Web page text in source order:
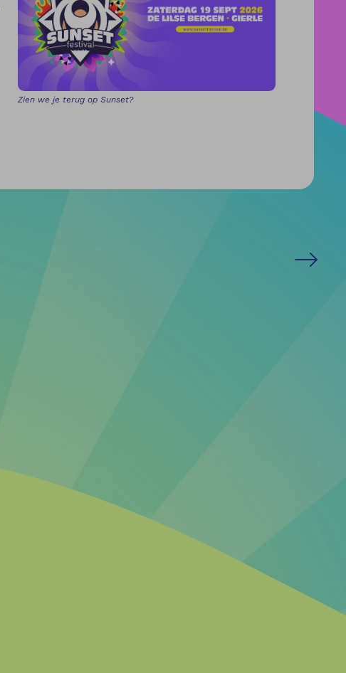
Zien we je terug op Sunset?